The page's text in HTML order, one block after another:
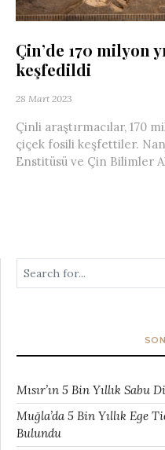
Çin’de 170 milyon
keşfedildi
28 Mart 2023
Çinli araştırmacılar, 170
çiçek fosili keşfettiler.
Enstitüsü ve Çin Bilimler
Mısır’ın 5 Bin Yıllık Sabu
Muğla’da 5 Bin Yıllık Ege
Bulundu